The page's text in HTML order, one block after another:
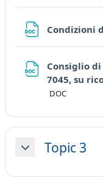
Condizioni
Consiglio di
7045, su
DOC
MinimizzaTopic 3